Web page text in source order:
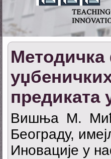
Методичка
предиката
Вишња М.
Београду,
Иновације у